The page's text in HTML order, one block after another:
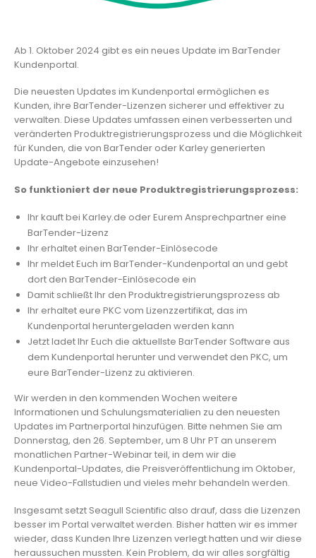
Ab 1. Oktober 2024 gibt es ein neues Update im BarTender
Kundenportal.
Die neuesten Updates im Kundenportal ermöglichen es
Kunden, ihre BarTender-Lizenzen sicherer und effektiver zu
verwalten. Diese Updates umfassen einen verbesserten und
veränderten Produktregistrierungsprozess und die Möglichkeit
für Kunden, die von BarTender oder Karley generierten
Update-Angebote einzusehen!
So funktioniert der neue Produktregistrierungsprozess:
Ihr kauft bei Karley.de oder Eurem Ansprechpartner eine
BarTender-Lizenz
Ihr erhaltet einen BarTender-Einlösecode
Ihr meldet Euch im BarTender-Kundenportal an und gebt
dort den BarTender-Einlösecode ein
Damit schließt Ihr den Produktregistrierungsprozess ab
Ihr erhaltet eure PKC vom Lizenzzertifikat, das im
Kundenportal heruntergeladen werden kann
Jetzt ladet Ihr Euch die aktuellste BarTender Software aus
dem Kundenportal herunter und verwendet den PKC, um
eure BarTender-Lizenz zu aktivieren.
Wir werden in den kommenden Wochen weitere
Informationen und Schulungsmaterialien zu den neuesten
Updates im Partnerportal hinzufügen. Bitte nehmen Sie am
Donnerstag, den 26. September, um 8 Uhr PT an unserem
monatlichen Partner-Webinar teil, in dem wir die
Kundenportal-Updates, die Preisveröffentlichung im Oktober,
neue Video-Fallstudien und vieles mehr behandeln werden.
Insgesamt setzt Seagull Scientific also drauf, dass die Lizenzen
besser im Portal verwaltet werden. Bisher hatten wir es immer
wieder, dass Kunden Ihre Lizenzen verlegt hatten und wir diese
heraussuchen mussten. Kein Problem, da wir alles sorgfältig